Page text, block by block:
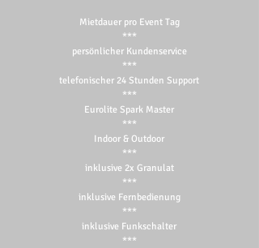
Mietdauer pro Event Tag
***
persönlicher Kundenservice
***
telefonischer 24 Stunden Support
***
Eurolite Spark Master
***
Indoor & Outdoor
***
inklusive 2x Granulat
***
inklusive Fernbedienung
***
inklusive Funkschalter
***